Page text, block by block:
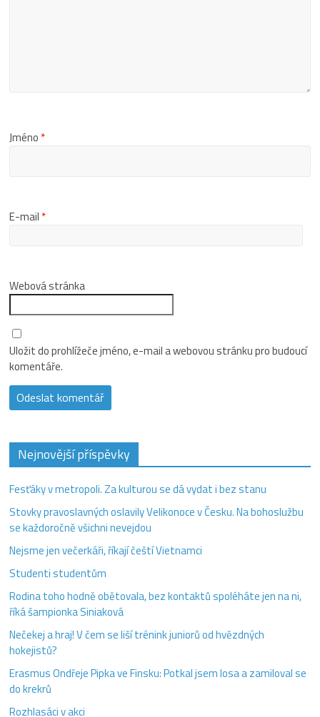
Jméno *
E-mail *
Webová stránka
Uložit do prohlížeče jméno, e-mail a webovou stránku pro budoucí
komentáře.
Nejnovější příspěvky
Fesťáky v metropoli. Za kulturou se dá vydat i bez stanu
Stovky pravoslavných oslavily Velikonoce v Česku. Na bohoslužbu
se každoročně všichni nevejdou
Nejsme jen večerkáři, říkají čeští Vietnamci
Studenti studentům
Rodina toho hodně obětovala, bez kontaktů spoléháte jen na ni,
říká šampionka Siniaková
Nečekej a hraj! V čem se liší trénink juniorů od hvězdných
hokejistů?
Erasmus Ondřeje Pipka ve Finsku: Potkal jsem losa a zamiloval se
do krekrů
Rozhlasáci v akci